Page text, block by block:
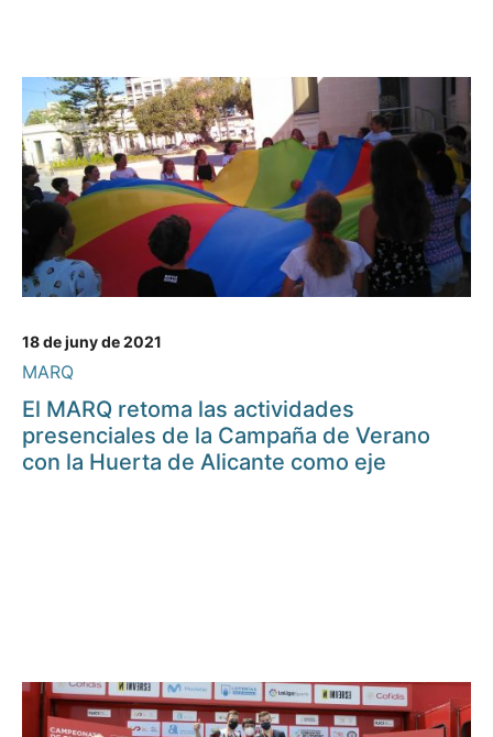
18 de juny de 2021
MARQ
El MARQ retoma las actividades
presenciales de la Campaña de Verano
con la Huerta de Alicante como eje